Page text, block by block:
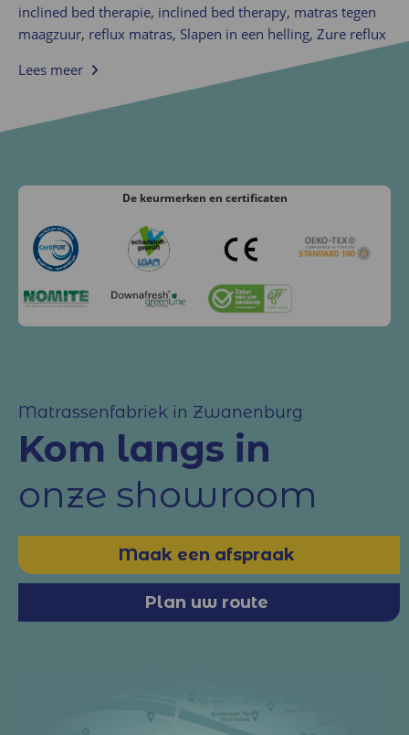
inclined bed therapie, inclined bed therapy, matras tegen
maagzuur, reflux matras, Slapen in een helling, Zure reflux
Lees meer
De keurmerken en certificaten
Matrassenfabriek in Zwanenburg
Kom langs in
onze showroom
Maak een afspraak
Plan uw route